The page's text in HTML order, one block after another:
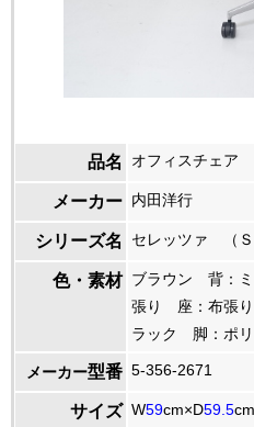
品名 オフィスチェア
メーカー 内田洋行
シリーズ名 セレッツァ （Ｓ
色・素材 ブラウン 背：ミ
張り 座：布張
ラック 脚：ポリ
メーカー型番 5-356-2671
サイズ W59cm×D59.5